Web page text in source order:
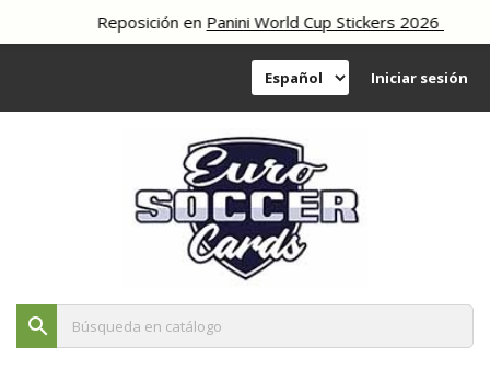
Reposición enPanini World Cup Stickers 2026
Iniciar sesión
search